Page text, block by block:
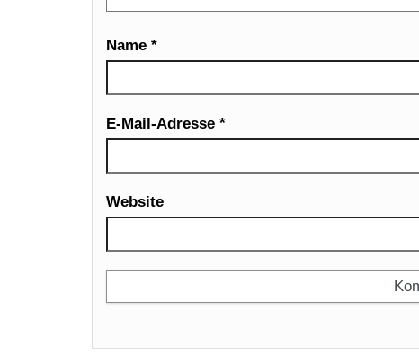
Name *
E-Mail-Adresse *
Website